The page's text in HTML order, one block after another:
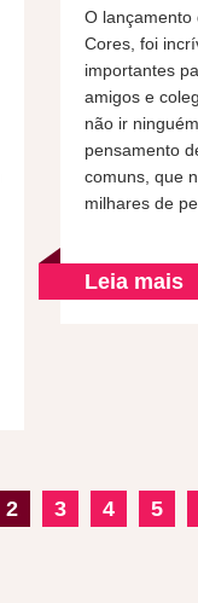
O lançamento
Cores, foi
importantes
amigos e
não ir
pensamento
comuns, que
milhares de
Leia mais
2 3 4 5